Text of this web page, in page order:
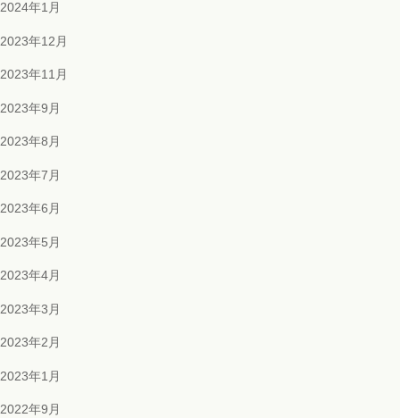
2024年1月
2023年12月
2023年11月
2023年9月
2023年8月
2023年7月
2023年6月
2023年5月
2023年4月
2023年3月
2023年2月
2023年1月
2022年9月